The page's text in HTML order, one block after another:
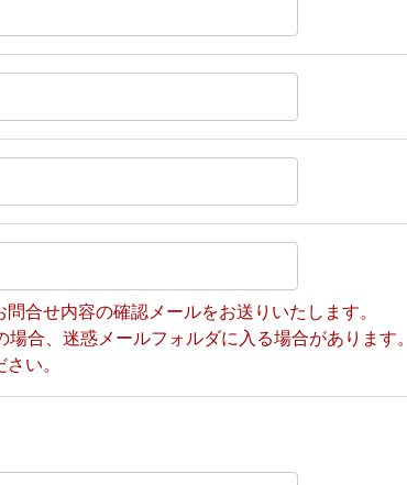
合せ内容の確認メールをお送りいたします。
合、迷惑メールフォルダに入る場合があります。
い。